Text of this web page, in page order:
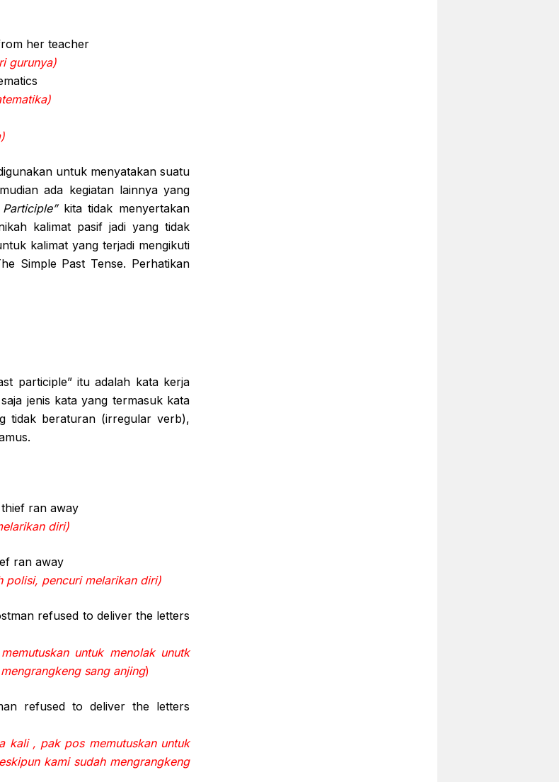
her teacher
gurunya)
untuk menyatakan suatu
ada kegiatan lainnya yang
kita tidak menyertakan
kalimat pasif jadi yang tidak
kalimat yang terjadi mengikuti
Simple Past Tense. Perhatikan
participle” itu adalah kata kerja
jenis kata yang termasuk kata
tidak beraturan (irregular verb),
ran away
diri)
ran away
polisi, pencuri melarikan diri)
refused to deliver the letters
untuk menolak unutk
sang anjing)
refused to deliver the letters
kali , pak pos memutuskan untuk
kami sudah mengrangkeng